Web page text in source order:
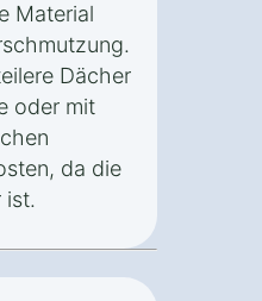
Material
Dächer
oder mit
da die
ist.